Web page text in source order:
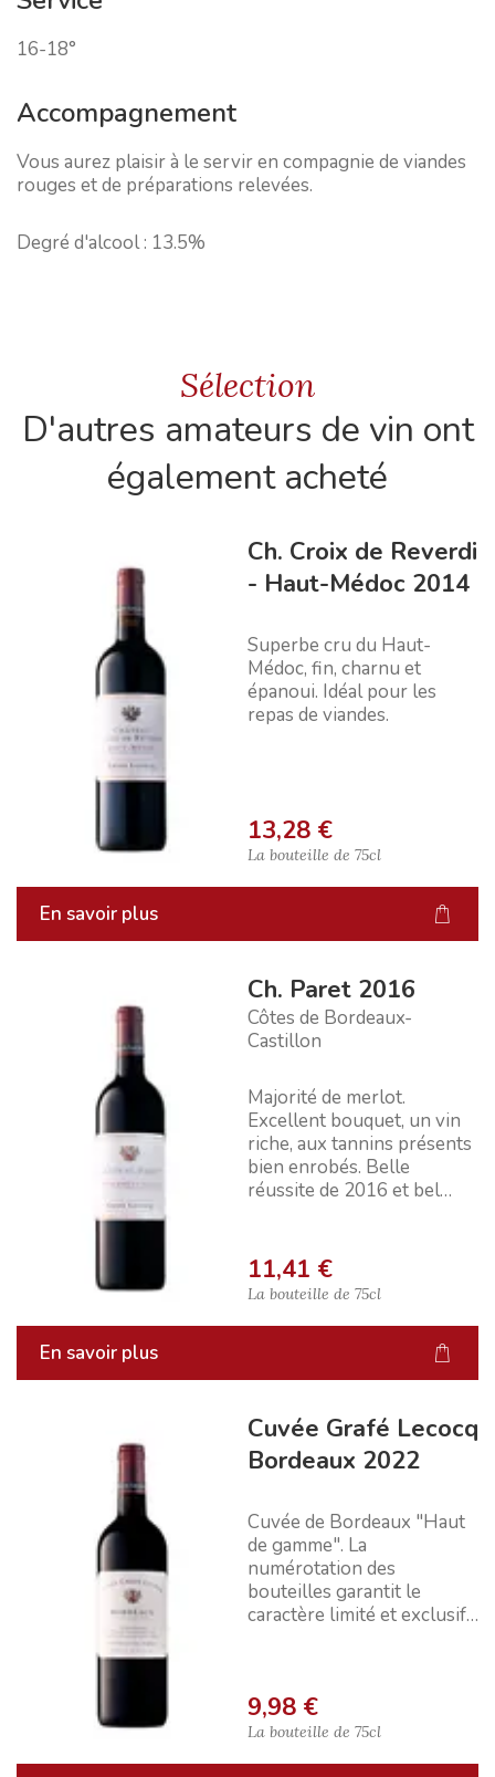
16-18°
Accompagnement
Vous aurez plaisir à le servir en compagnie de viandes
rouges et de préparations relevées.
Degré d'alcool : 13.5%
Sélection
D'autres amateurs de vin ont
également acheté
Ch. Croix de Reverdi
- Haut-Médoc 2014
Superbe cru du Haut-
Médoc, fin, charnu et
épanoui. Idéal pour les
repas de viandes.
13,28 €
La bouteille de 75cl
En savoir plus
Ch. Paret 2016
Côtes de Bordeaux-
Castillon
Majorité de merlot.
Excellent bouquet, un vin
riche, aux tannins présents
bien enrobés. Belle
réussite de 2016 et bel
11,41 €
La bouteille de 75cl
En savoir plus
Cuvée Grafé Lecocq
Bordeaux 2022
Cuvée de Bordeaux "Haut
de gamme". La
numérotation des
bouteilles garantit le
caractère limité et exclusif
9,98 €
La bouteille de 75cl